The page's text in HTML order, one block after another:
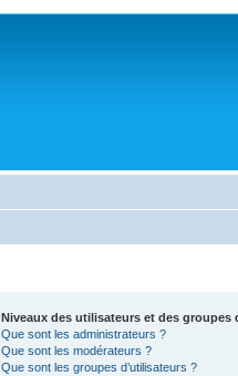
Niveaux des utilisateurs et des groupes
Que sont les administrateurs ?
Que sont les modérateurs ?
Que sont les groupes d’utilisateurs ?